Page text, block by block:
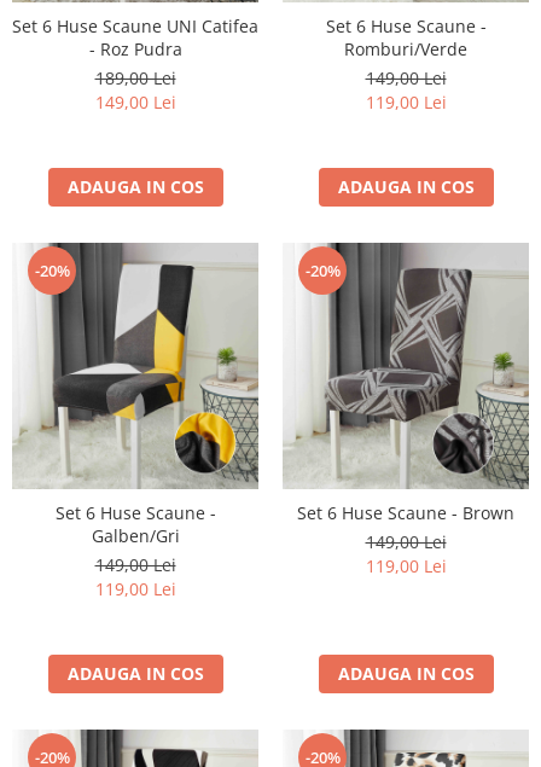
Set 6 Huse Scaune UNI Catifea
- Roz Pudra
189,00 Lei
149,00 Lei
ADAUGA IN COS
Set 6 Huse Scaune -
Romburi/Verde
149,00 Lei
119,00 Lei
ADAUGA IN COS
-20%
Set 6 Huse Scaune -
Galben/Gri
149,00 Lei
119,00 Lei
ADAUGA IN COS
-20%
Set 6 Huse Scaune - Brown
149,00 Lei
119,00 Lei
ADAUGA IN COS
-20% -20%